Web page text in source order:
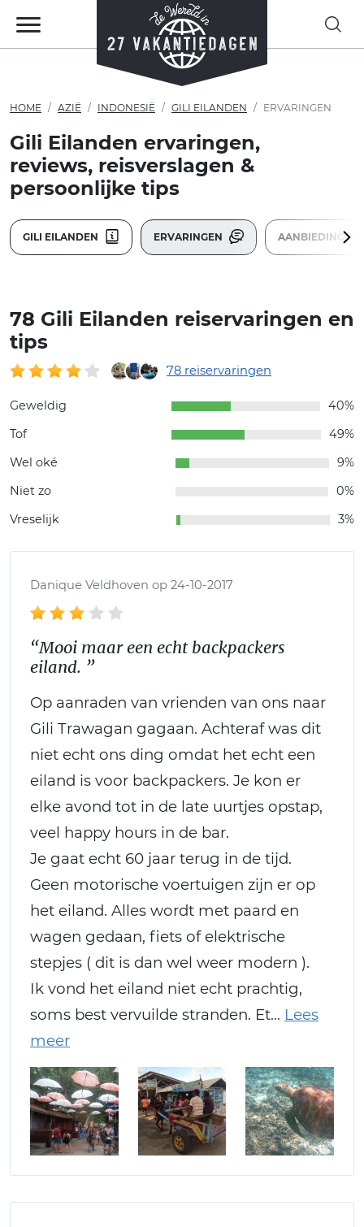
HOME AZIË INDONESIË GILI EILANDEN ERVARINGEN
Gili Eilanden ervaringen,
reviews, reisverslagen &
persoonlijke tips
GILI EILANDEN ERVARINGEN AANBIEDINGEN
78 Gili Eilanden reiservaringen en
tips
78 reiservaringen
Geweldig
40%
Tof
49%
Wel oké
9%
Niet zo
0%
Vreselijk
3%
Danique Veldhoven op 24-10-2017
“Mooi maar een echt backpackers
eiland. ”
Op aanraden van vrienden van ons naar
Gili Trawagan gagaan. Achteraf was dit
niet echt ons ding omdat het echt een
eiland is voor backpackers. Je kon er
elke avond tot in de late uurtjes opstap,
veel happy hours in de bar.
Je gaat echt 60 jaar terug in de tijd.
Geen motorische voertuigen zijn er op
het eiland. Alles wordt met paard en
wagen gedaan, fiets of elektrische
stepjes ( dit is dan wel weer modern ).
Ik vond het eiland niet echt prachtig,
soms best vervuilde stranden. Et